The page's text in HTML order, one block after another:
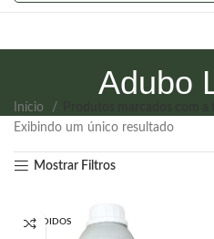
Adubo
Início
Exibindo um único resultado
Mostrar Filtros
VENDIDOS